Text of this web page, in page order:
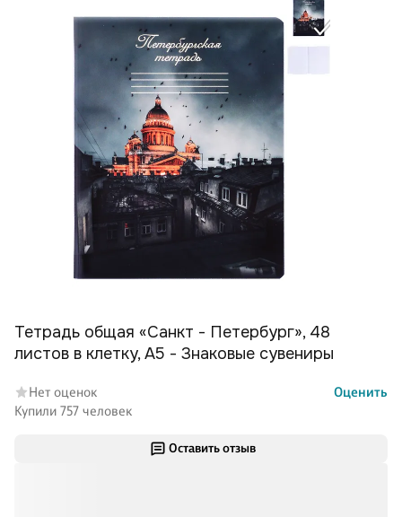
Оставить отзыв
Тетрадь общая «Санкт - Петербург», 48
листов в клетку, A5 - Знаковые сувениры
Нет оценок
Оценить
Купили 757 человек